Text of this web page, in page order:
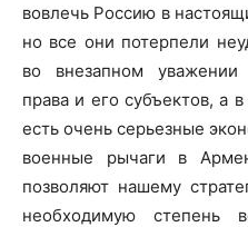
вовлечь Россию в
но все они потерпели
во внезапном уважении
права и его субъектов, а
есть очень серьезные
военные рычаги в
позволяют нашему
необходимую степень